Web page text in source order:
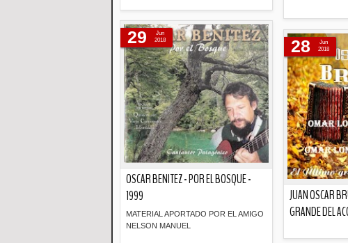
OSCAR BENITEZ - POR EL BOSQUE -
1999
MATERIAL APORTADO POR EL AMIGO
NELSON MANUEL
29
Jun
2018
JUAN OSCAR
GRANDE DEL
28
Jun
2018